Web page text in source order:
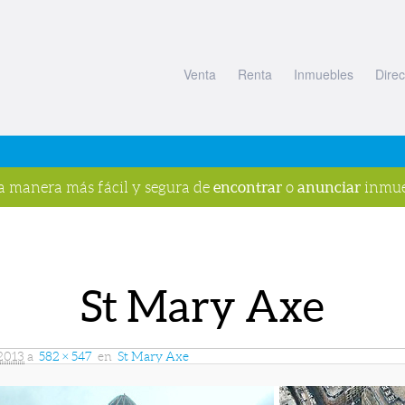
Venta Renta Inmuebles
manera más fácil y segura de encontrar o anunciar
St Mary Axe
a 582 × 547 en St Mary Axe